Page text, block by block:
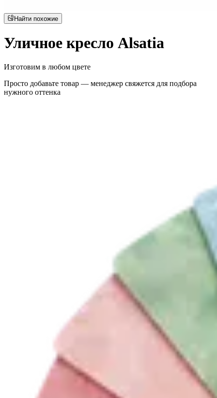
Найти похожие
Уличное кресло Alsatia
Изготовим в любом цвете
Просто добавьте товар — менеджер свяжется для подбора
нужного оттенка